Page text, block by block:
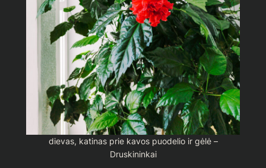
dievas, katinas prie kavos puodelio ir gėlė –
Druskininkai